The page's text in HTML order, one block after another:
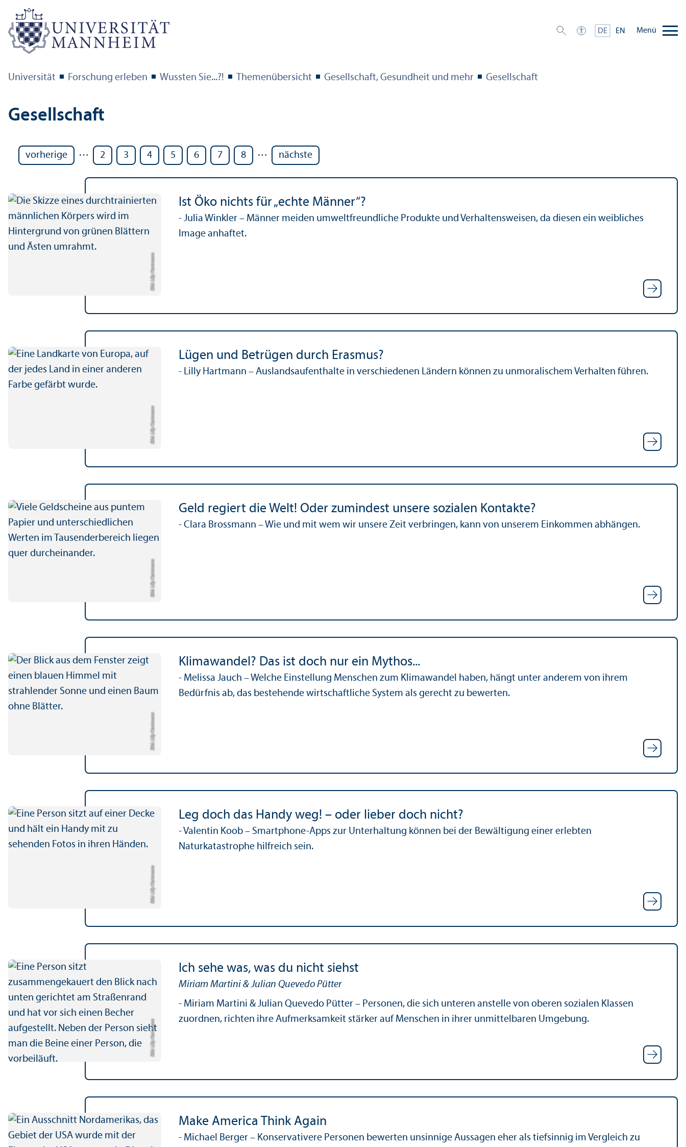
DE EN Menü
Universität Forschung erleben Wussten Sie...?! Themenübersicht Gesellschaft, Gesundheit und mehr Gesellschaft
Gesellschaft
vorherige … 2 3 4 5 6 7 8 … nächste
Bild: Lilly Hartmann
Ist Öko nichts für „echte Männer“?
- Julia Winkler – Männer meiden umwelt­freundliche Produkte und Verhaltensweisen, da diesen ein weibliches
Image anhaftet.
Bild: Lilly Hartmann
Lügen und Betrügen durch Erasmus?
- Lilly Hartmann – Auslands­aufenthalte in verschiedenen Ländern können zu unmoralischem Verhalten führen.
Bild: Lilly Hartmann
Geld regiert die Welt! Oder zumindest unsere sozialen Kontakte?
- Clara Brossmann – Wie und mit wem wir unsere Zeit verbringen, kann von unserem Einkommen abhängen.
Bild: Lilly Hartmann
Klimawandel? Das ist doch nur ein Mythos...
- Melissa Jauch – Welche Einstellung Menschen zum Klimawandel haben, hängt unter anderem von ihrem
Bedürfnis ab, das bestehende wirtschaft­liche System als gerecht zu bewerten.
Bild: Lilly Hartmann
Leg doch das Handy weg! – oder lieber doch nicht?
- Valentin Koob – Smartphone-Apps zur Unter­haltung können bei der Bewältigung einer erlebten
Naturkatastrophe hilfreich sein.
Bild: Lilly Hartmann
Ich sehe was, was du nicht siehst
Miriam Martini & Julian Quevedo Pütter
- Miriam Martini & Julian Quevedo Pütter – Personen, die sich unteren anstelle von oberen sozialen Klassen
zuordnen, richten ihre Aufmerksamkeit stärker auf Menschen in ihrer unmittelbaren Umgebung.
Make America Think Again
- Michael Berger – Konservativere Personen bewerten unsinnige Aussagen eher als tiefsinnig im Vergleich zu